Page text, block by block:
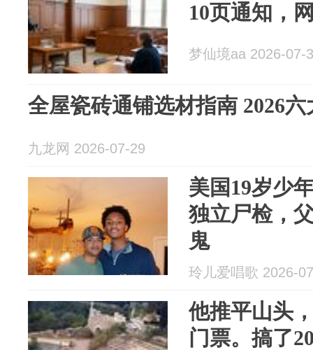
10页通知，
梦仙境aa 2026-07-
全屋瓷砖通铺选材指南 2026
九龙网 2026-07-29
美国19岁少
独立尸检，
鬼
玲儿爱唱歌 2026-
他推平山头
门票。搞了